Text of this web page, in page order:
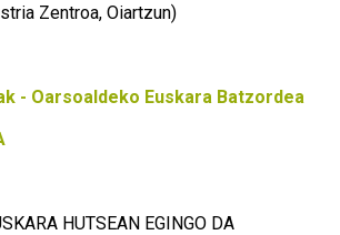
Zentroa, Oiartzun)
- Oarsoaldeko Euskara Batzordea
HUTSEAN EGINGO DA